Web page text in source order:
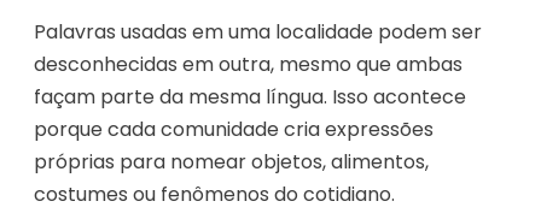
Palavras usadas em uma localidade podem ser
desconhecidas em outra, mesmo que ambas
façam parte da mesma língua. Isso acontece
porque cada comunidade cria expressões
próprias para nomear objetos, alimentos,
costumes ou fenômenos do cotidiano.